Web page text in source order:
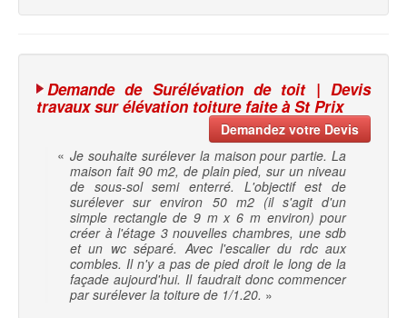
Demande de Surélévation de toit | Devis
travaux sur élévation toiture faite à St Prix
Demandez votre Devis
« Je souhaite surélever la maison pour partie. La
maison fait 90 m2, de plain pied, sur un niveau
de sous-sol semi enterré. L'objectif est de
surélever sur environ 50 m2 (il s'agit d'un
simple rectangle de 9 m x 6 m environ) pour
créer à l'étage 3 nouvelles chambres, une sdb
et un wc séparé. Avec l'escalier du rdc aux
combles. Il n'y a pas de pied droit le long de la
façade aujourd'hui. Il faudrait donc commencer
par surélever la toiture de 1/1.20. »